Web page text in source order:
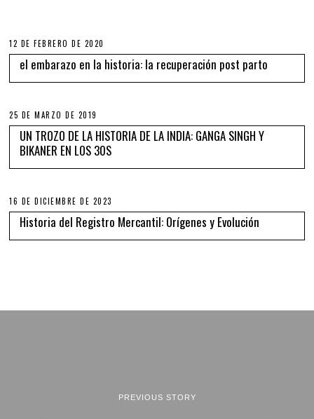
12 DE FEBRERO DE 2020
el embarazo en la historia: la recuperación post parto
25 DE MARZO DE 2019
UN TROZO DE LA HISTORIA DE LA INDIA: GANGA SINGH Y
BIKANER EN LOS 30S
16 DE DICIEMBRE DE 2023
Historia del Registro Mercantil: Orígenes y Evolución
PREVIOUS STORY